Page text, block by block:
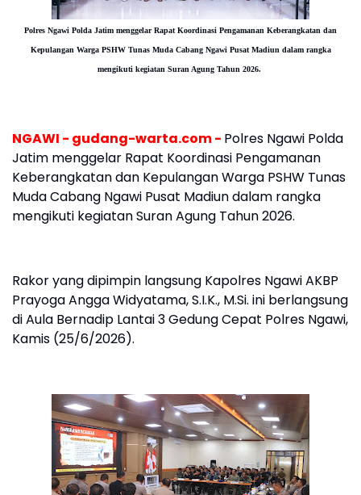
Polres Ngawi Polda Jatim menggelar Rapat Koordinasi Pengamanan Keberangkatan dan
Kepulangan Warga PSHW Tunas Muda Cabang Ngawi Pusat Madiun dalam rangka
mengikuti kegiatan Suran Agung Tahun 2026.
NGAWI - gudang-warta.com - Polres Ngawi Polda
Jatim menggelar Rapat Koordinasi Pengamanan
Keberangkatan dan Kepulangan Warga PSHW Tunas
Muda Cabang Ngawi Pusat Madiun dalam rangka
mengikuti kegiatan Suran Agung Tahun 2026.
Rakor yang dipimpin langsung Kapolres Ngawi AKBP
Prayoga Angga Widyatama, S.I.K., M.Si. ini berlangsung
di Aula Bernadip Lantai 3 Gedung Cepat Polres Ngawi,
Kamis (25/6/2026).